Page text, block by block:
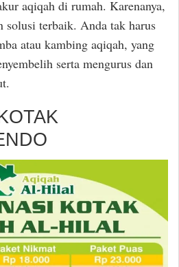
aqiqah di rumah. Karenanya,
solusi terbaik. Anda tak harus
atau kambing aqiqah, yang
serta mengurus dan